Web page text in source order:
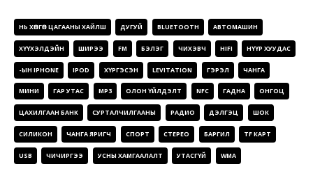
НЬ ХӨНГӨН ЦАГААНЫ ХАЙЛШ ДУГУЙ BLUETOOTH АВТОМАШИН
ХҮҮХЭЛДЭЙН ШИРЭЭ FM БЭЛЭГ ЧИХЭВЧ HIFI НҮҮР ХУУДАС
-ЫН IPHONE IPOD ХҮРГЭСЭН LEVITATION ГЭРЭЛ ЧАНГА
МИНИ ГАР УТАС MP3 ОЛОН ҮЙЛДЭЛТ NFC ГАДНА ОНГОЦ
ЦАХИЛГААН БАНК СУРТАЛЧИЛГААНЫ РАДИО ДЭЛГЭЦ ШОК
СИЛИКОН ЧАНГА ЯРИГЧ СПОРТ СТЕРЕО БАРГИЛ TF КАРТ
USB ЧИЧИРГЭЭ УСНЫ ХАМГААЛАЛТ УТАСГҮЙ WMA